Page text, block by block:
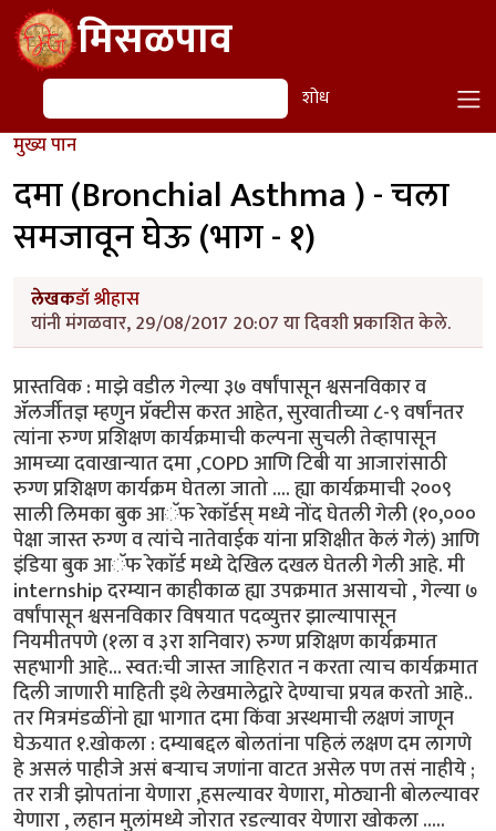
Skip to main contentमिसळपाव
शोध शोध
मुख्य पान
दमा (Bronchial Asthma ) - चला
समजावून घेऊ (भाग - १)
लेखकडॉ श्रीहास
यांनी मंगळवार, 29/08/2017 20:07 या दिवशी प्रकाशित केले.
प्रास्तविक : माझे वडील गेल्या ३७ वर्षांपासून श्वसनविकार व
ॲलर्जीतज्ञ म्हणुन प्रॅक्टीस करत आहेत, सुरवातीच्या ८-९ वर्षांनतर
त्यांना रुग्ण प्रशिक्षण कार्यक्रमाची कल्पना सुचली तेव्हापासून
आमच्या दवाखान्यात दमा ,COPD आणि टिबी या आजारांसाठी
रुग्ण प्रशिक्षण कार्यक्रम घेतला जातो .... ह्या कार्यक्रमाची २००९
साली लिमका बुक आॅफ रेकाॅर्डस् मध्ये नोंद घेतली गेली (१०,०००
पेक्षा जास्त रुग्ण व त्यांचे नातेवाईक यांना प्रशिक्षीत केलं गेलं) आणि
इंडिया बुक आॅफ रेकाॅर्ड मध्ये देखिल दखल घेतली गेली आहे. मी
internship दरम्यान काहीकाळ ह्या उपक्रमात असायचो , गेल्या ७
वर्षांपासून श्वसनविकार विषयात पदव्युत्तर झाल्यापासून
नियमीतपणे (१ला व ३रा शनिवार) रुग्ण प्रशिक्षण कार्यक्रमात
सहभागी आहे... स्वत:ची जास्त जाहिरात न करता त्याच कार्यक्रमात
दिली जाणारी माहिती इथे लेखमालेद्वारे देण्याचा प्रयत्न करतो आहे..
तर मित्रमंडळींनो ह्या भागात दमा किंवा अस्थमाची लक्षणं जाणून
घेऊयात १.खोकला : दम्याबद्दल बोलतांना पहिलं लक्षण दम लागणे
हे असलं पाहीजे असं बऱ्याच जणांना वाटत असेल पण तसं नाहीये ;
तर रात्री झोपतांना येणारा ,हसल्यावर येणारा, मोठ्यानी बोलल्यावर
येणारा , लहान मुलांमध्ये जोरात रडल्यावर येणारा खोकला .....